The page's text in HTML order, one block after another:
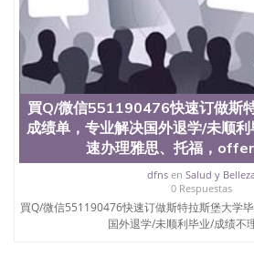
買Q/微信551190476快速订做斯
成绩单，专业解决国外退学/未顺
速办理雅思、托福，
dfnsen Salud y
0 Respuestas
買Q/微信551190476快速订做斯特拉斯堡大学
国外退学/未顺利毕业/成绩不